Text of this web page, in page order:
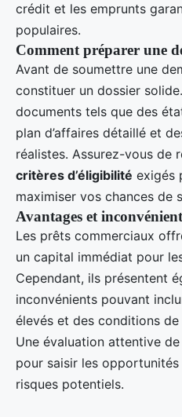
crédit et les emprunts
populaires.
Comment préparer une
Avant de soumettre une
constituer un dossier
documents tels que des
plan d’affaires détaillé et
réalistes. Assurez-vous de
critères d’éligibilité exigés
maximiser vos chances de
Avantages et
Les prêts commerciaux
un capital immédiat pour
Cependant, ils présentent
inconvénients pouvant
élevés et des conditions
Une évaluation attentive
pour saisir les
risques potentiels.